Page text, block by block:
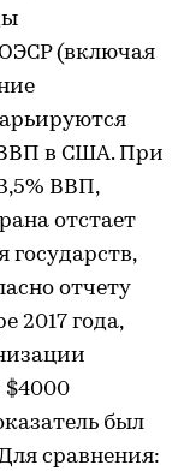
(включая
ВВП в США. При
ВВП,
отстает
отчету
2017 года,
$4000
был
сравнения: